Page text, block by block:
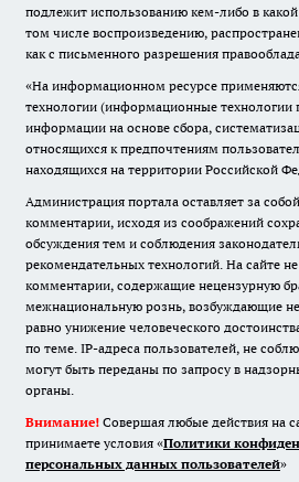
подлежит использованию кем-либо в
том числе воспроизведению,
как с письменного разрешения
«На информационном ресурсе
технологии (информационные технологии
информации на основе сбора,
относящихся к предпочтениям
находящихся на территории Российской
Администрация портала оставляет за
комментарии, исходя из соображений
обсуждения тем и соблюдения
рекомендательных технологий. На сайте
комментарии, содержащие нецензурную
межнациональную рознь, возбуждающие
равно унижение человеческого
по теме. IP-адреса пользователей, не
могут быть переданы по запросу в
органы.
Внимание! Совершая любые действия на
принимаете условия «Политики
персональных данных пользователей»